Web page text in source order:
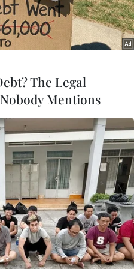
Aung San Suu Kyi. (Nguồn:
nước Myanmar Aung
các nhóm vũ trang
tham gia tiến trình
The Legal
Mentions